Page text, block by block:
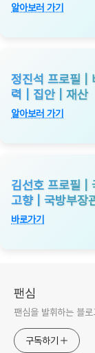
알아보러 가기
정진석 프로필 |
력 | 집안 | 재산
알아보러 가기
김선호 프로필 |
고향 | 국방부장
바로가기
팬심
팬심을 발휘하는 블
구독하기